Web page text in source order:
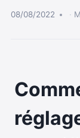
08/08/2022